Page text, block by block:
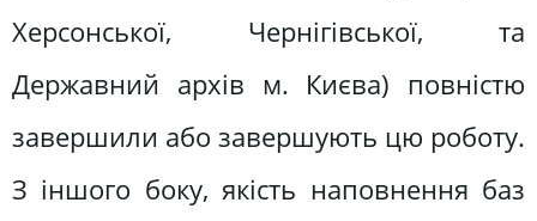
Херсонської, Чернігівської, та
Державний архів м. Києва) повністю
завершили або завершують цю роботу.
З іншого боку, якість наповнення баз